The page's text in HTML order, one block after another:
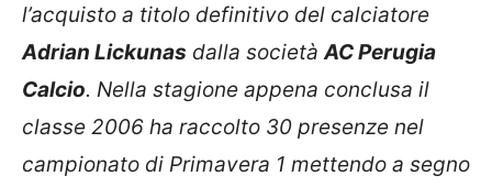
l’acquisto a titolo definitivo del calciatore
Adrian Lickunas dalla società AC Perugia
Calcio. Nella stagione appena conclusa il
classe 2006 ha raccolto 30 presenze nel
campionato di Primavera 1 mettendo a segno